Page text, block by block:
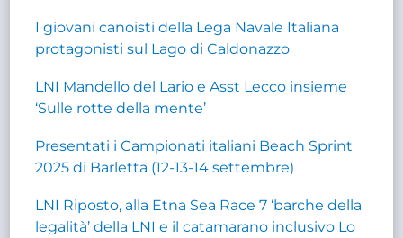
I giovani canoisti della Lega Navale Italiana
protagonisti sul Lago di Caldonazzo
LNI Mandello del Lario e Asst Lecco insieme
‘Sulle rotte della mente’
Presentati i Campionati italiani Beach Sprint
2025 di Barletta (12-13-14 settembre)
LNI Riposto, alla Etna Sea Race 7 ‘barche della
legalità’ della LNI e il catamarano inclusivo Lo